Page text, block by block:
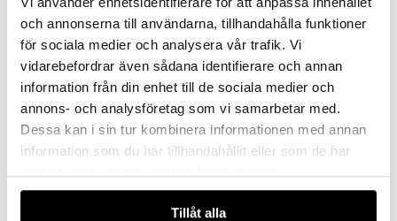
och annonserna till användarna, tillhandahålla funktioner
för sociala medier och analysera vår trafik. Vi
vidarebefordrar även sådana identifierare och annan
information från din enhet till de sociala medier och
annons- och analysföretag som vi samarbetar med.
Dessa kan i sin tur kombinera informationen med annan
information som du har tillhandahållit eller som de har
Tillåt alla
Årets alla öppettider
Vi har öppet Måndag till Fredag samt Lördagar, men
under året infaller storhelger och andra högtider.
vilka öppettider som gäller hos oss på Växjö
Elektriska.